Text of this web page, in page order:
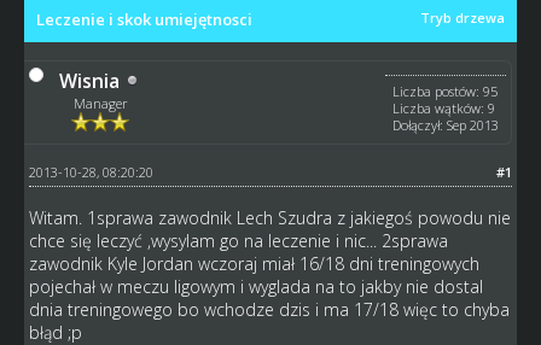
Tryb drzewa
Leczenie i skok umiejętnosci
Wisnia
Manager
Liczba postów: 95
Liczba wątków: 9
Dołączył: Sep 2013
#1
2013-10-28, 08:20:20
Witam. 1sprawa zawodnik Lech Szudra z jakiegoś powodu nie
chce się leczyć ,wysylam go na leczenie i nic... 2sprawa
zawodnik Kyle Jordan wczoraj miał 16/18 dni treningowych
pojechał w meczu ligowym i wyglada na to jakby nie dostal
dnia treningowego bo wchodze dzis i ma 17/18 więc to chyba
błąd ;p